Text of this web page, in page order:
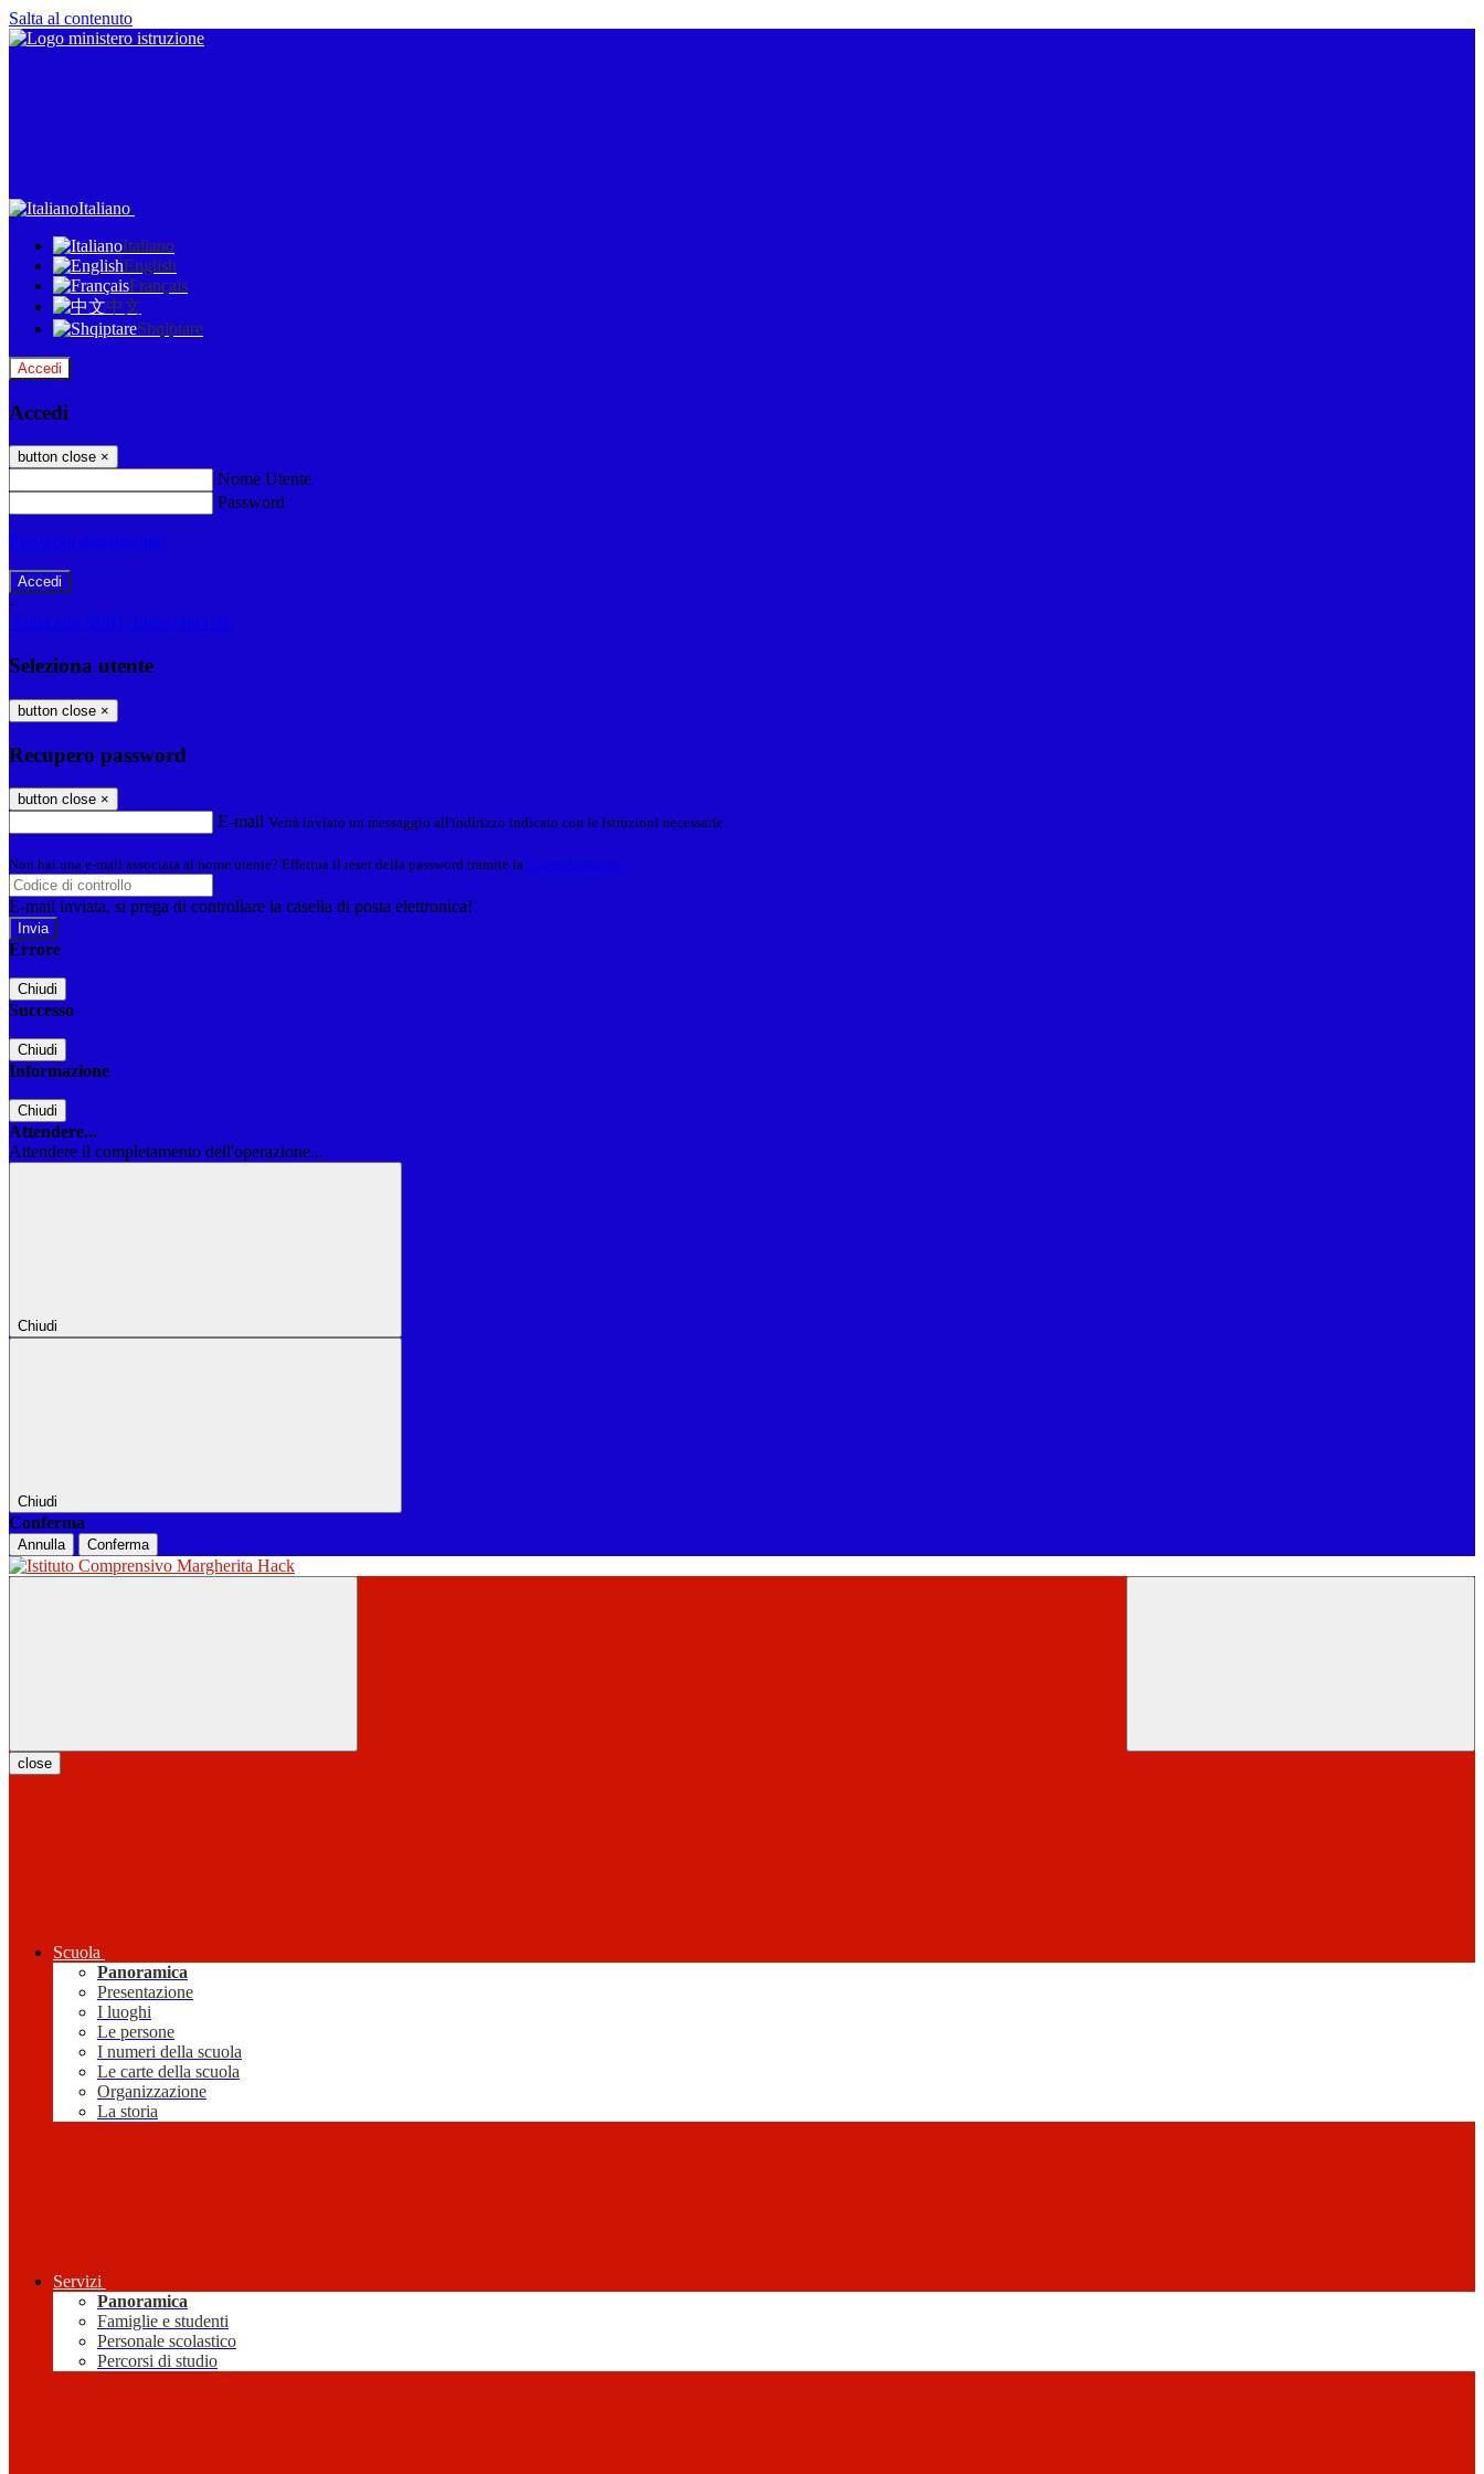
Salta al contenuto
Italiano
Italiano
English
Français
中文
Shqiptare
Accedi
Accedi
button close ×
Nome Utente
Password
Password dimenticata?
-
Entra con SPID
Entra con CIE
Seleziona utente
button close ×
Recupero password
button close ×
E-mail Verrà inviato un messaggio all'indirizzo indicato con le istruzioni necessarie.
Non hai una e-mail associata al nome utente? Effettua il reset della password tramite la Login Spaggiari
E-mail inviata, si prega di controllare la casella di posta elettronica!
Errore
Chiudi
Successo
Chiudi
Informazione
Chiudi
Attendere...
Attendere il completamento dell'operazione...
Chiudi
Chiudi
Conferma
Annulla Conferma
close
Scuola
Panoramica
Presentazione
I luoghi
Le persone
I numeri della scuola
Le carte della scuola
Organizzazione
La storia
Servizi
Panoramica
Famiglie e studenti
Personale scolastico
Percorsi di studio